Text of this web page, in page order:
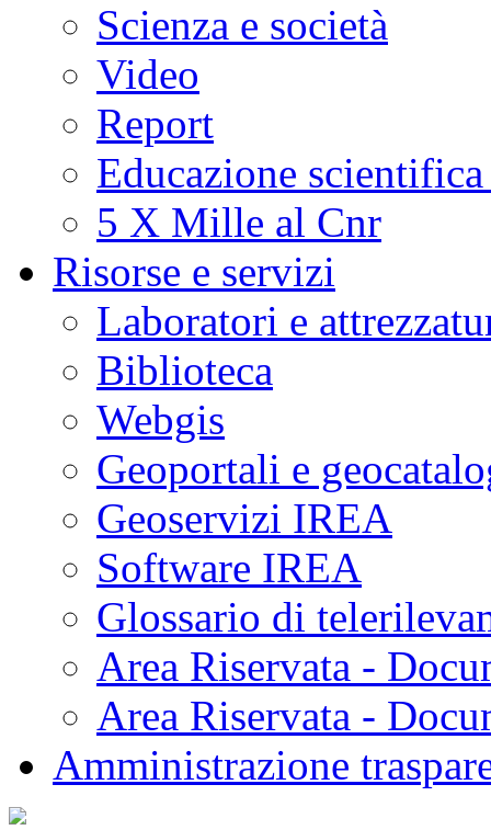
Scienza e società
Video
Report
Educazione
5 X Mille al Cnr
Risorse e servizi
Laboratori e
Biblioteca
Webgis
Geoportali e
Geoservizi IREA
Software IREA
Glossario di
Area Riservata -
Area Riservata -
Amministrazione